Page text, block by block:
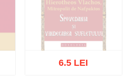
6.5 LEI